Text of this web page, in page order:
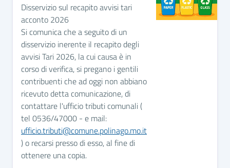
Disservizio sul recapito avvisi tari
acconto 2026
Si comunica che a seguito di un
disservizio inerente il recapito degli
avvisi Tari 2026, la cui causa è in
corso di verifica, si pregano i gentili
contribuenti che ad oggi non abbiano
ricevuto detta comunicazione, di
contattare l'ufficio tributi comunali (
tel 0536/47000 - e mail:
ufficio.tributi@comune.polinago.mo.it
) o recarsi presso di esso, al fine di
ottenere una copia.